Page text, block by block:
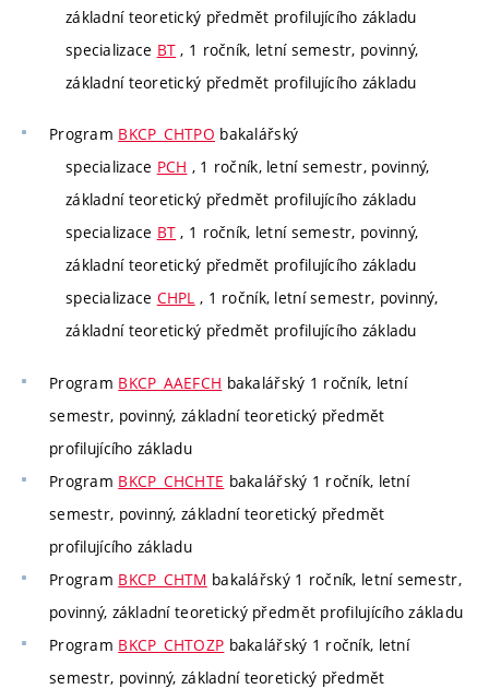
základní teoretický předmět profilujícího základu
specializace BT , 1 ročník, letní semestr, povinný,
základní teoretický předmět profilujícího základu
Program BKCP_CHTPO bakalářský
specializace PCH , 1 ročník, letní semestr, povinný,
základní teoretický předmět profilujícího základu
specializace BT , 1 ročník, letní semestr, povinný,
základní teoretický předmět profilujícího základu
specializace CHPL , 1 ročník, letní semestr, povinný,
základní teoretický předmět profilujícího základu
Program BKCP_AAEFCH bakalářský 1 ročník, letní
semestr, povinný, základní teoretický předmět
profilujícího základu
Program BKCP_CHCHTE bakalářský 1 ročník, letní
semestr, povinný, základní teoretický předmět
profilujícího základu
Program BKCP_CHTM bakalářský 1 ročník, letní semestr,
povinný, základní teoretický předmět profilujícího základu
Program BKCP_CHTOZP bakalářský 1 ročník, letní
semestr, povinný, základní teoretický předmět